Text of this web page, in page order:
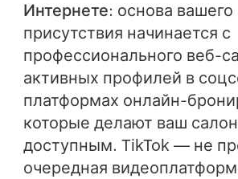
Интернете: основа
присутствия начинается с
профессионального веб-
активных профилей в
платформах онлайн-
которые делают ваш
доступным. TikTok — не
очередная